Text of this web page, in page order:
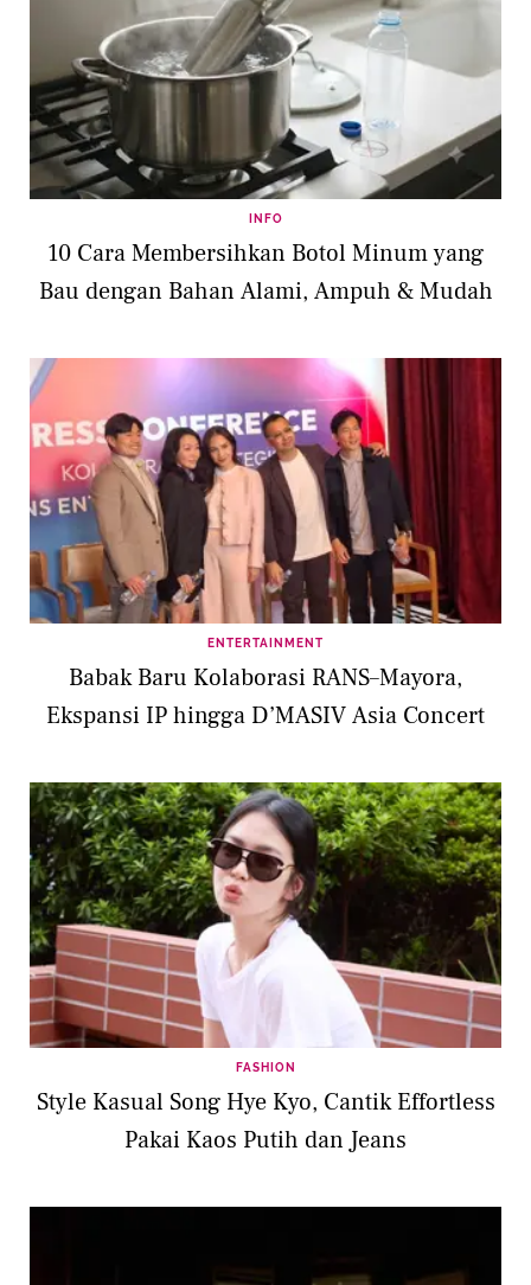
INFO
10 Cara Membersihkan Botol Minum yang
Bau dengan Bahan Alami, Ampuh & Mudah
ENTERTAINMENT
Babak Baru Kolaborasi RANS–Mayora,
Ekspansi IP hingga D’MASIV Asia Concert
FASHION
Style Kasual Song Hye Kyo, Cantik Effortless
Pakai Kaos Putih dan Jeans